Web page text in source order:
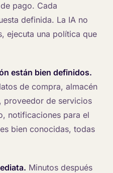
pago. Cada
definida. La IA no
ejecuta una política que
están bien definidos.
de compra, almacén
proveedor de servicios
notificaciones para el
bien conocidas, todas
Minutos después